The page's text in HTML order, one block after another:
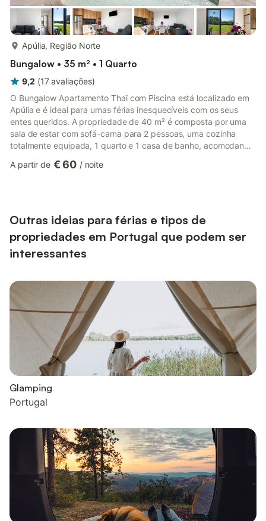
Apúlia, Região Norte
Bungalow • 35 m² • 1 Quarto
9,2 (17 avaliações)
O Bungalow Apartamento Thaï com Piscina está localizado em
Apúlia e é ideal para umas férias inesquecíveis com os seus
entes queridos. A propriedade de 40 m² é composta por uma
sala de estar com sofá-cama para 2 pessoas, uma cozinha
totalmente equipada, 1 quarto e 1 casa de banho, acomodando
velocidade (adequado para chamadas de vídeo), uma televisão
alojam...
A partir de € 60 / noite
Outras ideias para férias e tipos de
propriedades em Portugal que podem ser
interessantes
Glamping
Portugal